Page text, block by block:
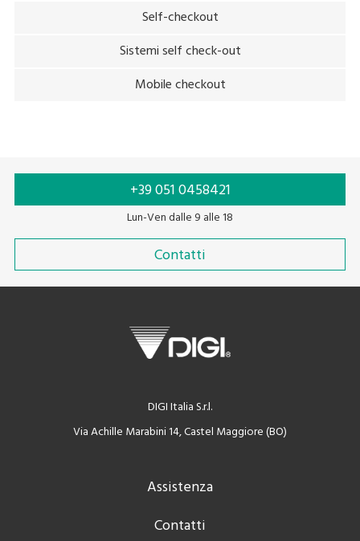
Self-checkout
Sistemi self check-out
Mobile checkout
+39 051 0458421
Lun-Ven dalle 9 alle 18
Contatti
DIGI Italia S.r.l.
Via Achille Marabini 14, Castel Maggiore (BO)
Assistenza
Contatti